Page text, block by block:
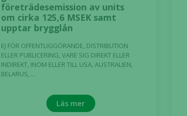
företrädesemission av units
om cirka 125,6 MSEK samt
upptar brygglån
EJ FÖR OFFENTLIGGÖRANDE, DISTRIBUTION
ELLER PUBLICERING, VARE SIG DIREKT ELLER
INDIREKT, INOM ELLER TILL USA, AUSTRALIEN,
BELARUS, ...
Läs mer